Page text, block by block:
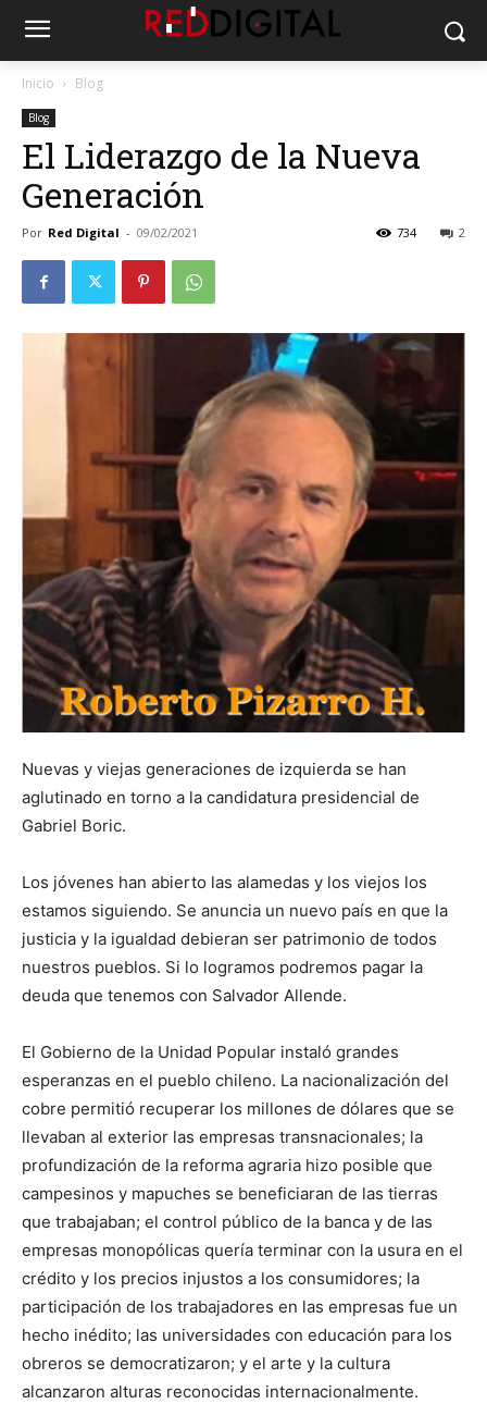
Inicio Blog
Blog
El Liderazgo de la Nueva
Generación
Por Red Digital - 09/02/2021 2
734
Nuevas y viejas generaciones de izquierda se han
aglutinado en torno a la candidatura presidencial de
Gabriel Boric.
Los jóvenes han abierto las alamedas y los viejos los
estamos siguiendo. Se anuncia un nuevo país en que la
justicia y la igualdad debieran ser patrimonio de todos
nuestros pueblos. Si lo logramos podremos pagar la
deuda que tenemos con Salvador Allende.
El Gobierno de la Unidad Popular instaló grandes
esperanzas en el pueblo chileno. La nacionalización del
cobre permitió recuperar los millones de dólares que se
llevaban al exterior las empresas transnacionales; la
profundización de la reforma agraria hizo posible que
campesinos y mapuches se beneficiaran de las tierras
que trabajaban; el control público de la banca y de las
empresas monopólicas quería terminar con la usura en el
crédito y los precios injustos a los consumidores; la
participación de los trabajadores en las empresas fue un
hecho inédito; las universidades con educación para los
obreros se democratizaron; y el arte y la cultura
alcanzaron alturas reconocidas internacionalmente.